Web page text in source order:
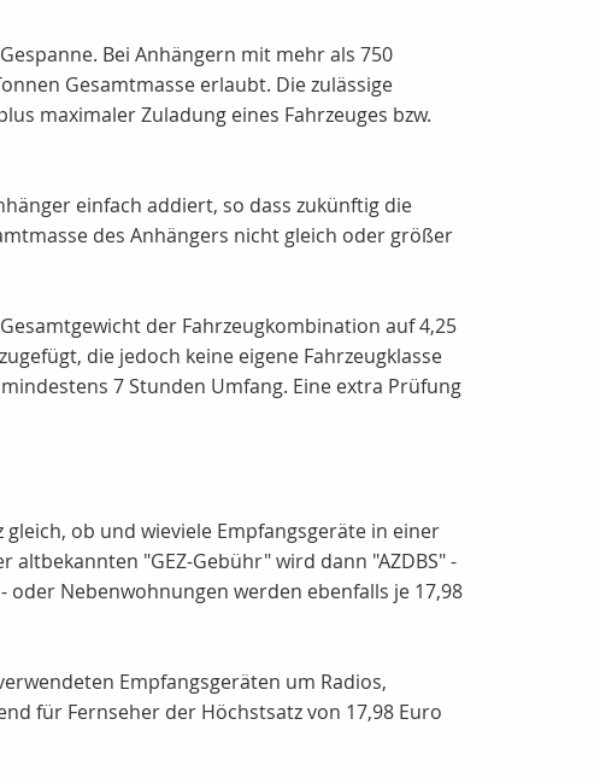
Bei Anhängern mit mehr als 750
Gesamtmasse erlaubt. Die zulässige
maximaler Zuladung eines Fahrzeuges bzw.
einfach addiert, so dass zukünftig die
des Anhängers nicht gleich oder größer
der Fahrzeugkombination auf 4,25
die jedoch keine eigene Fahrzeugklasse
7 Stunden Umfang. Eine extra Prüfung
ob und wieviele Empfangsgeräte in einer
"GEZ-Gebühr" wird dann "AZDBS" -
oder Nebenwohnungen werden ebenfalls je 17,98
Empfangsgeräten um Radios,
für Fernseher der Höchstsatz von 17,98 Euro